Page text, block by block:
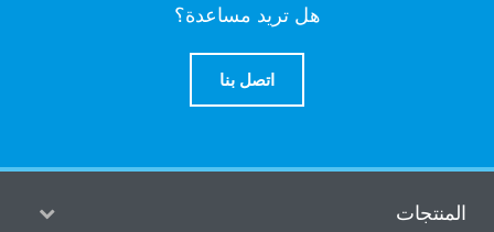
هل تريد مساعدة؟
اتصل بنا